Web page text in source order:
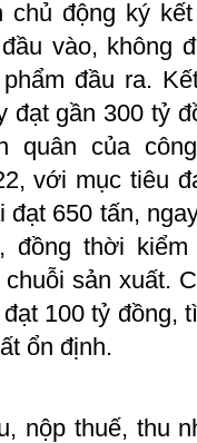
chủ động ký
vào, không
đầu ra.
đạt gần 300 tỷ
quân của
với mục tiêu
650 tấn,
đồng thời
sản xuất.
100 tỷ đồng,
ổn định.
nộp thuế, thu